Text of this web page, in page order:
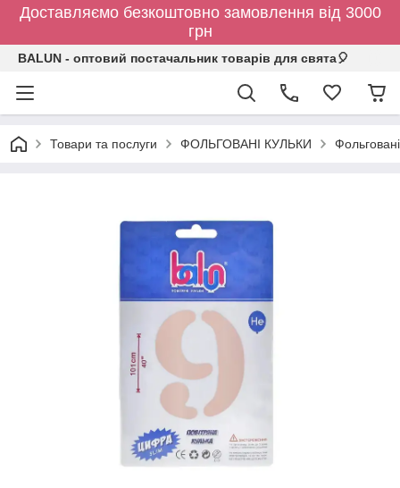
Доставляємо безкоштовно замовлення від 3000
грн
BALUN - оптовий постачальник товарів для свята🎈
Товари та послуги ФОЛЬГОВАНІ КУЛЬКИ